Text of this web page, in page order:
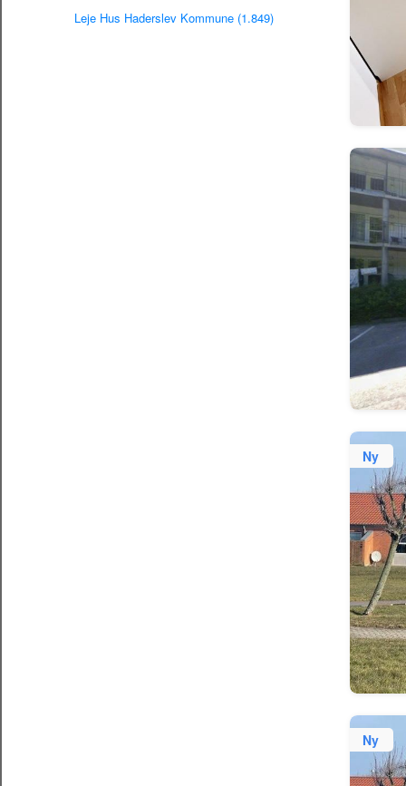
Leje Hus Haderslev Kommune (1.849)
Ny
Ny